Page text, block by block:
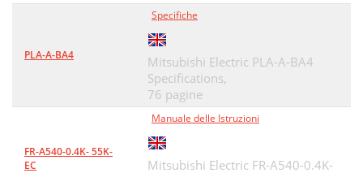
PLA-A-BA4
Specifiche
Mitsubishi Electric PLA-A-BA4
Specifications,
76 pagine
FR-A540-0.4K- 55K-
EC
Manuale delle Istruzioni
Mitsubishi Electric FR-A540-0.4K-